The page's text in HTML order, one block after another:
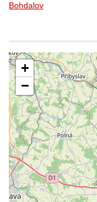
Bohdalov
+
−